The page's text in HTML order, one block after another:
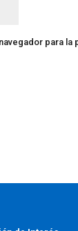
para la